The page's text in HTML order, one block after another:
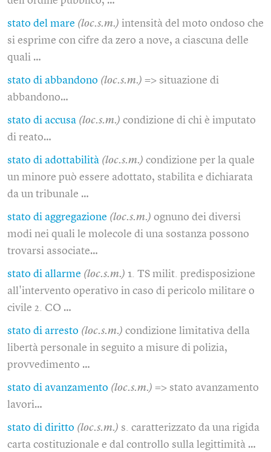
stato del mare (loc.s.m.) intensità del moto ondoso che
si esprime con cifre da zero a nove, a ciascuna delle
quali …
stato di abbandono (loc.s.m.) => situazione di
abbandono…
stato di accusa (loc.s.m.) condizione di chi è imputato
di reato…
stato di adottabilità (loc.s.m.) condizione per la quale
un minore può essere adottato, stabilita e dichiarata
da un tribunale …
stato di aggregazione (loc.s.m.) ognuno dei diversi
modi nei quali le molecole di una sostanza possono
trovarsi associate…
stato di allarme (loc.s.m.) 1. TS milit. predisposizione
all'intervento operativo in caso di pericolo militare o
civile 2. CO …
stato di arresto (loc.s.m.) condizione limitativa della
libertà personale in seguito a misure di polizia,
provvedimento …
stato di avanzamento (loc.s.m.) => stato avanzamento
lavori…
stato di diritto (loc.s.m.) s. caratterizzato da una rigida
carta costituzionale e dal controllo sulla legittimità …